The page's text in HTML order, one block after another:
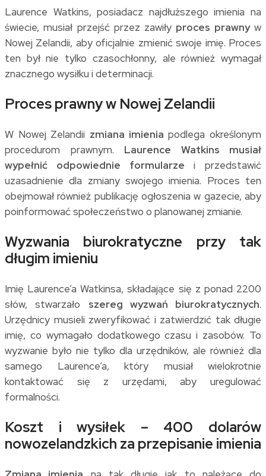
Laurence Watkins, posiadacz najdłuższego imienia na
świecie, musiał przejść przez zawiły proces prawnyw
Nowej Zelandii, aby oficjalnie zmienić swoje imię. Proces
ten był nie tylko czasochłonny, ale również wymagał
znacznego wysiłku i determinacji.
Proces prawny w Nowej Zelandii
W Nowej Zelandii zmiana imienia podlega określonym
procedurom prawnym. Laurence Watkins musiał
wypełnić odpowiednie formularze i przedstawić
uzasadnienie dla zmiany swojego imienia. Proces ten
obejmował również publikację ogłoszenia w gazecie, aby
poinformować społeczeństwo o planowanej zmianie.
Wyzwania biurokratyczne przy tak
długim imieniu
Imię Laurence’a Watkinsa, składające się z ponad 2200
słów, stwarzało szereg wyzwań biurokratycznych.
Urzędnicy musieli zweryfikować i zatwierdzić tak długie
imię, co wymagało dodatkowego czasu i zasobów. To
wyzwanie było nie tylko dla urzędników, ale również dla
samego Laurence’a, który musiał wielokrotnie
kontaktować się z urzędami, aby uregulować
formalności.
Koszt i wysiłek – 400 dolarów
nowozelandzkich za przepisanie imienia